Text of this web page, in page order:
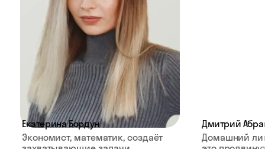
Екатерина Бордун
Экономист, математик, создаёт
Дмитрий
Домашний